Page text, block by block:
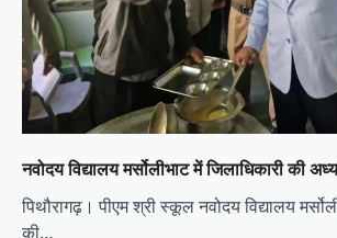
नवोदय विद्यालय मर्सोलीभाट में जिलाधिकारी की
पिथौरागढ़। पीएम श्री स्कूल नवोदय विद्यालय
की…